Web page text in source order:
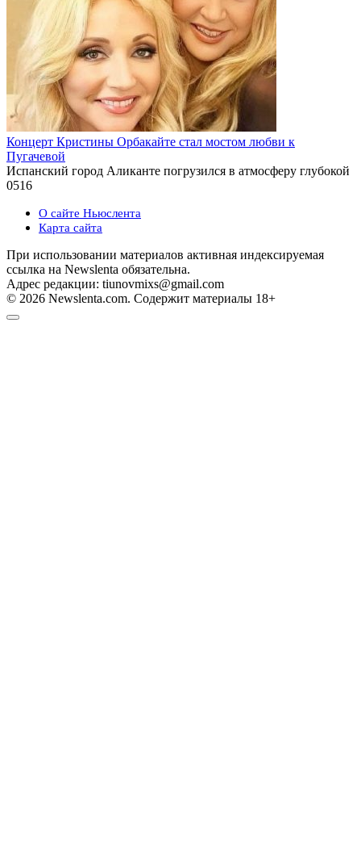
Концерт Кристины Орбакайте стал мостом любви к
Пугачевой
Испанский город Аликанте погрузился в атмосферу глубокой
0516
О сайте Ньюслента
Карта сайта
При использовании материалов активная индексируемая
ссылка на Newslenta обязательна.
Адрес редакции: tiunovmixs@gmail.com
© 2026 Newslenta.com. Содержит материалы 18+